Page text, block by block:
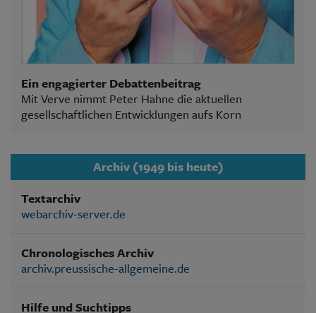
Ein engagierter Debattenbeitrag
Mit Verve nimmt Peter Hahne die aktuellen
gesellschaftlichen Entwicklungen aufs Korn
Archiv (1949 bis heute)
Textarchiv
webarchiv-server.de
Chronologisches Archiv
archiv.preussische-allgemeine.de
Hilfe und Suchtipps